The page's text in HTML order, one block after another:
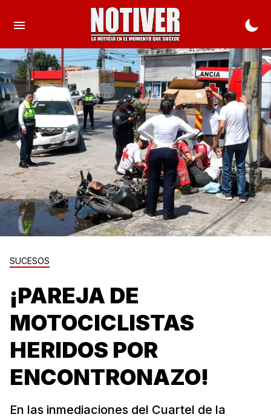
SUCESOS
¡PAREJA DE
MOTOCICLISTAS
HERIDOS POR
ENCONTRONAZO!
En las inmediaciones del Cuartel de la